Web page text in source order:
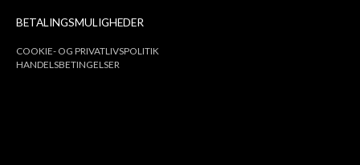
BETALINGSMULIGHEDER
COOKIE- OG PRIVATLIVSPOLITIK
HANDELSBETINGELSER